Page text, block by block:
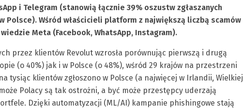
i Telegram (stanowią łącznie 39% oszustw zgłaszanych
Polsce). Wśród właścicieli platform z największą liczbą scamów
Meta (Facebook, WhatsApp, Instagram).
przez klientów Revolut wzrosła porównując pierwszą i drugą
(o 40%) jak i w Polsce (o 48%), wśród 29 krajów na przestrzeni
tysiąc klientów zgłoszono w Polsce (a najwięcej w Irlandii, Wielkiej
Polacy są tak ostrożni, a być może przestępcy uderzają
Dzięki automatyzacji (ML/AI) kampanie phishingowe stają